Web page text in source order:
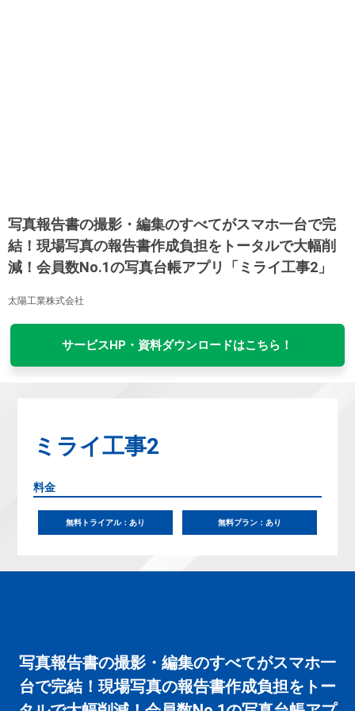
写真報告書の撮影・編集のすべてがスマホ一台で完
結！現場写真の報告書作成負担をトータルで大幅削
減！会員数No.1の写真台帳アプリ「ミライ工事2」
太陽工業株式会社
サービスHP・資料ダウンロードはこちら！
ミライ工事2
料金
無料トライアル：あり 無料プラン：あり
写真報告書の撮影・編集のすべてがスマホ一
台で完結！現場写真の報告書作成負担をトー